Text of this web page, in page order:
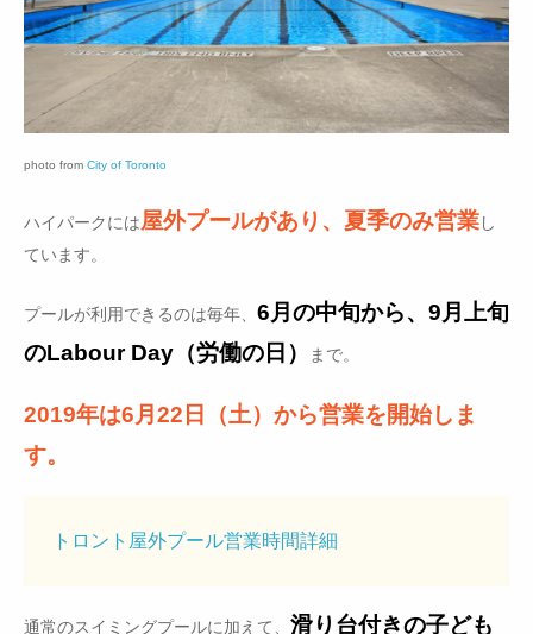
photo from City of Toronto
ハイパークには屋外プールがあり、夏季のみ営業し
ています。
プールが利用できるのは毎年、 6月の中旬から、9月上旬
のLabour Day（労働の日）
まで。
2019年は6月22日（土）から営業を開始しま
す。
トロント屋外プール営業時間詳細
通常のスイミングプールに加えて、 滑り台付きの子ども